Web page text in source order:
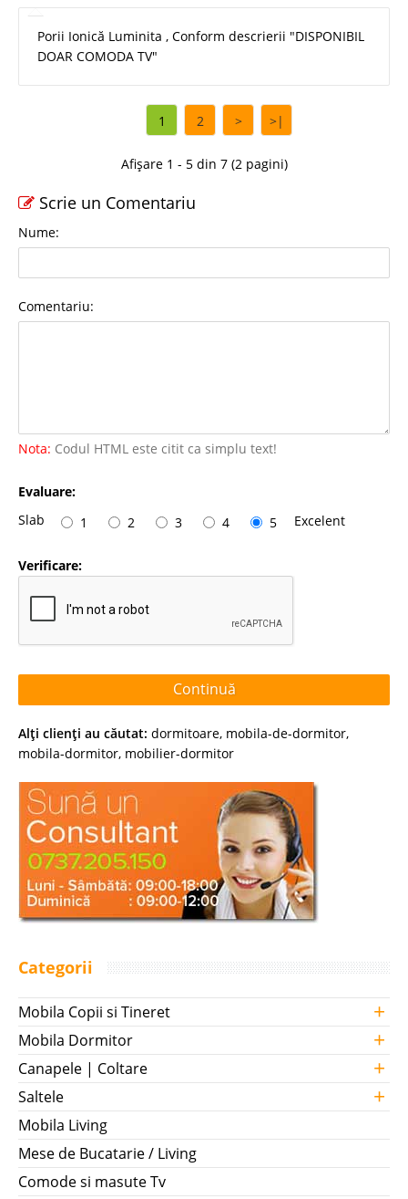
Porii Ionică Luminita , Conform descrierii "DISPONIBIL
DOAR COMODA TV"
1 2 > >|
Afișare 1 - 5 din 7 (2 pagini)
Scrie un Comentariu
Nume:
Comentariu:
Nota: Codul HTML este citit ca simplu text!
Evaluare:
Slab
1 2 3 4 5 Excelent
Verificare:
Continuă
Alţi clienţi au căutat: dormitoare, mobila-de-dormitor,
mobila-dormitor, mobilier-dormitor
Categorii
Mobila Copii si Tineret +
Mobila Dormitor +
Canapele | Coltare +
Saltele +
Mobila Living
Mese de Bucatarie / Living
Comode si masute Tv